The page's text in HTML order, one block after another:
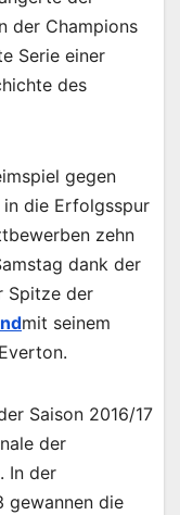
der Champions
Serie einer
des
gegen
die Erfolgsspur
zehn
dank der
Spitze der
mit seinem
Saison 2016/17
der
In der
gewannen die